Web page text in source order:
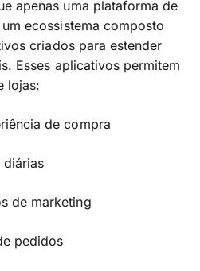
apenas uma plataforma de
ecossistema composto
criados para estender
Esses aplicativos permitem
lojas:
de compra
diárias
de marketing
pedidos